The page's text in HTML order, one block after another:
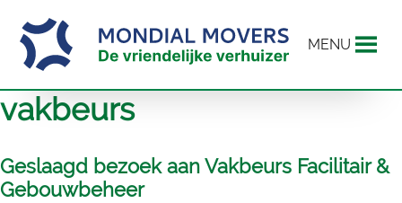
MENU
vakbeurs
Geslaagd bezoek aan Vakbeurs Facilitair &
Gebouwbeheer